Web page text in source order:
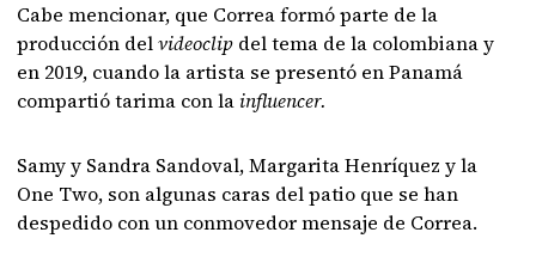
Cabe mencionar, que Correa formó parte de la
producción delvideoclip del tema de la colombiana y
en 2019, cuando la artista se presentó en Panamá
compartió tarima con la influencer.
Samy y Sandra Sandoval, Margarita Henríquez y la
One Two, son algunas caras del patio que se han
despedido con un conmovedor mensaje de Correa.